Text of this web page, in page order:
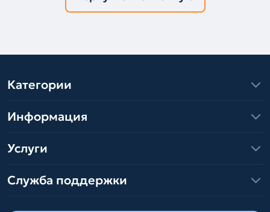
Категории
Информация
Услуги
Служба поддержки